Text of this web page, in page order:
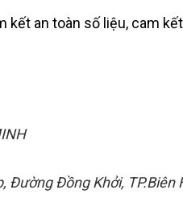
kết an toàn số liệu, cam
Đường Đồng Khởi,